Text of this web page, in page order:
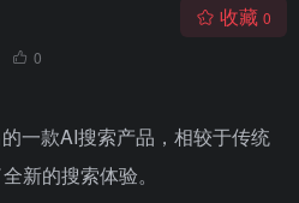
0
收藏 0
一款AI搜索产品，相较于传统
新的搜索体验。